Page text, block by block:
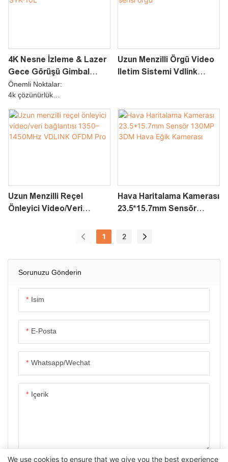
Sorunuzu Gönderin
Isim
E-Posta
Whatsapp/wechat
Içerik
4K Nesne İzleme & Lazer
Gece Görüşü Gimbal
Kamera SYK-10L
Önemli Noktalar:
4k çözünürlük
Lazer Gece Görüşü
Nesne İzleme
Uzun Menzilli Örgü Video
Iletim Sistemi Vdlink
Uzun Menzilli Reçel
Önleyici Video/veri
Hava Haritalama Kamerası
23.5*15.7mm Sensör
Kamerası
1 2
We use cookies to ensure that we give you the best experience